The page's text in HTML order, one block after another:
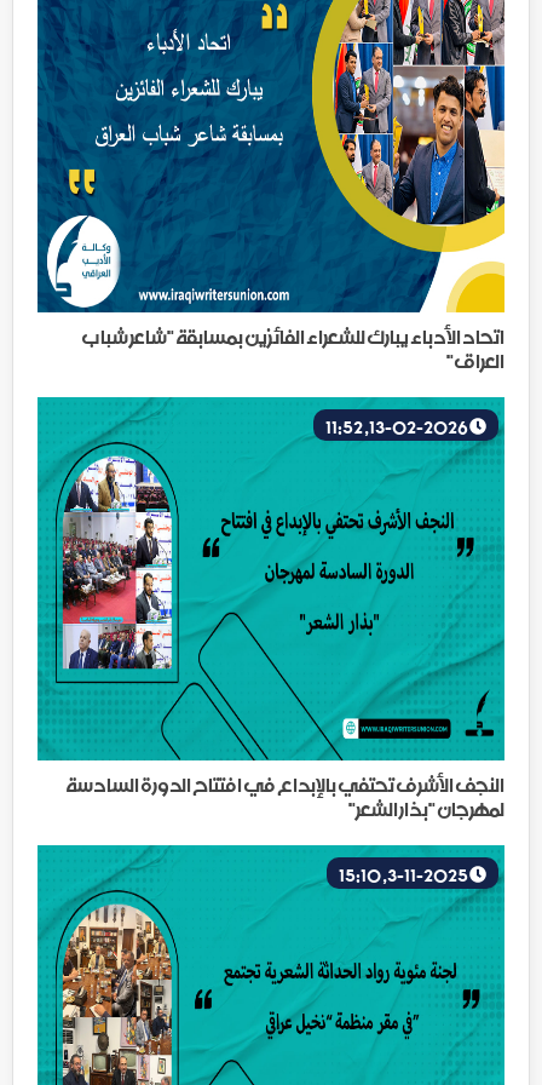
اتحاد الأدباء يبارك للشعراء الفائزين بمسابقة "شاعر شباب
العراق"
النجف الأشرف تحتفي بالإبداع في افتتاح الدورة السادسة
لمهرجان "بذار الشعر"